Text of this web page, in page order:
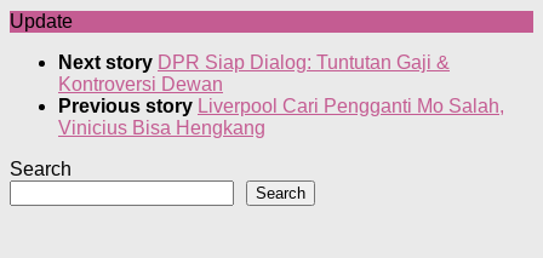
Update
Next story DPR Siap Dialog: Tuntutan Gaji &
Kontroversi Dewan
Previous story Liverpool Cari Pengganti Mo Salah,
Vinicius Bisa Hengkang
Search
Search